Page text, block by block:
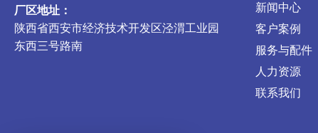
厂区地址：
陕西省西安市经济技术开发区泾渭工业园
东西三号路南
新闻中心
客户案例
服务与配件
人力资源
联系我们